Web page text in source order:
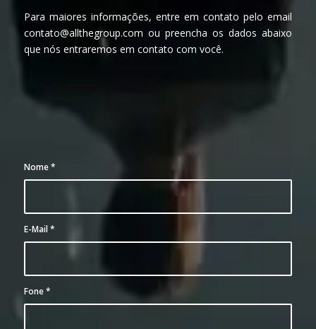
Para maiores informações, entre em contato pelo email
contato@allthegroup.com ou preencha os dados abaixo
que nós entraremos em contato com você.
Nome*
E-Mail *
Fone*